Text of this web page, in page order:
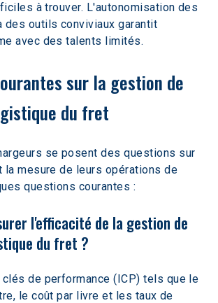
à trouver. L'autonomisation des
des outils conviviaux garantit
avec des talents limités.
sur la gestion de
du fret
se posent des questions sur
la mesure de leurs opérations de
questions courantes :
l'efficacité de la gestion de
du fret ?
de performance (ICP) tels que le
le coût par livre et les taux de